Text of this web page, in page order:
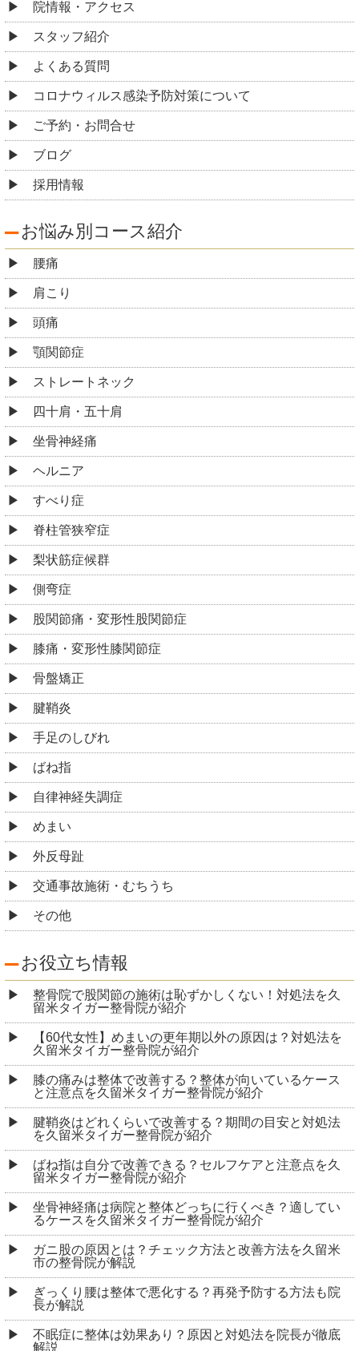
院情報・アクセス
スタッフ紹介
よくある質問
コロナウィルス感染予防対策について
ご予約・お問合せ
ブログ
採用情報
お悩み別コース紹介
腰痛
肩こり
頭痛
顎関節症
ストレートネック
四十肩・五十肩
坐骨神経痛
ヘルニア
すべり症
脊柱管狭窄症
梨状筋症候群
側弯症
股関節痛・変形性股関節症
膝痛・変形性膝関節症
骨盤矯正
腱鞘炎
手足のしびれ
ばね指
自律神経失調症
めまい
外反母趾
交通事故施術・むちうち
その他
お役立ち情報
整骨院で股関節の施術は恥ずかしくない！対処法を久
留米タイガー整骨院が紹介
【60代女性】めまいの更年期以外の原因は？対処法を
久留米タイガー整骨院が紹介
膝の痛みは整体で改善する？整体が向いているケース
と注意点を久留米タイガー整骨院が紹介
腱鞘炎はどれくらいで改善する？期間の目安と対処法
を久留米タイガー整骨院が紹介
ばね指は自分で改善できる？セルフケアと注意点を久
留米タイガー整骨院が紹介
坐骨神経痛は病院と整体どっちに行くべき？適してい
るケースを久留米タイガー整骨院が紹介
ガニ股の原因とは？チェック方法と改善方法を久留米
市の整骨院が解説
ぎっくり腰は整体で悪化する？再発予防する方法も院
長が解説
不眠症に整体は効果あり？原因と対処法を院長が徹底
解説